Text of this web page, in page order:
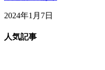
2024年1月7日
人気記事